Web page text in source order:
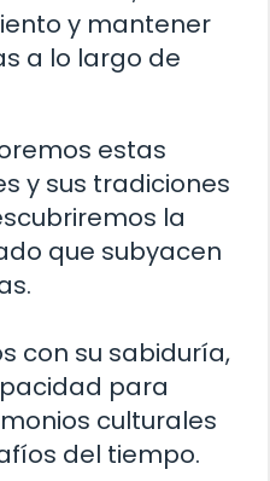
y mantener
a lo largo de
estas
y sus tradiciones
la
que subyacen
con su sabiduría,
para
culturales
del tiempo.